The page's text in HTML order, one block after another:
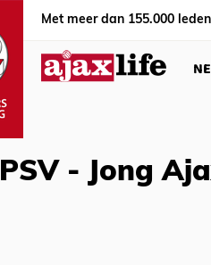
Met meer dan 155.000
- Jong